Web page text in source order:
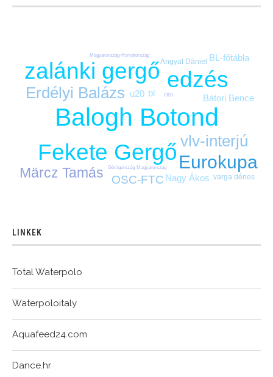
Balogh Botond
edzés
Fekete Gergő
zalánki gergő
Eurokupa
Erdélyi Balázs
vlv-interjú
Märcz Tamás OSC-FTC
bl
BL-főtábla
Bátori Bence
Nagy Ákos
u20
Angyal Dániel
varga dénes
Görögország-Magyarország
Magyarország-Horvátország
OB1
LINKEK
Total Waterpolo
Waterpoloitaly
Aquafeed24.com
Dance.hr